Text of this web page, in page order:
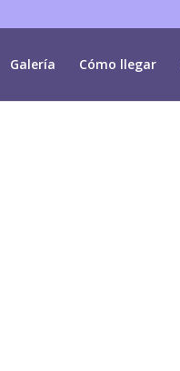
Galería Cómo llegar